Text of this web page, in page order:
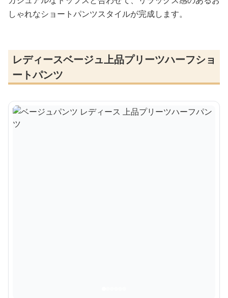
しゃれなショートパンツスタイルが完成します。
レディースベージュ上品プリーツハーフショ
ートパンツ